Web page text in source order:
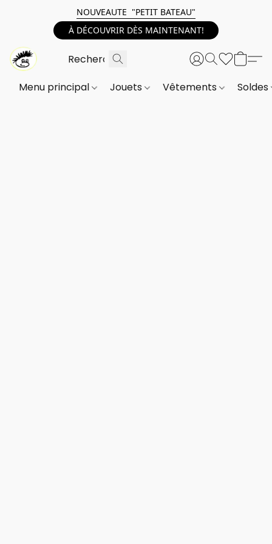
NOUVEAUTE "PETIT BATEAU"
À DÉCOUVRIR DÈS MAINTENANT!
Menu principal Jouets Vêtements Soldes